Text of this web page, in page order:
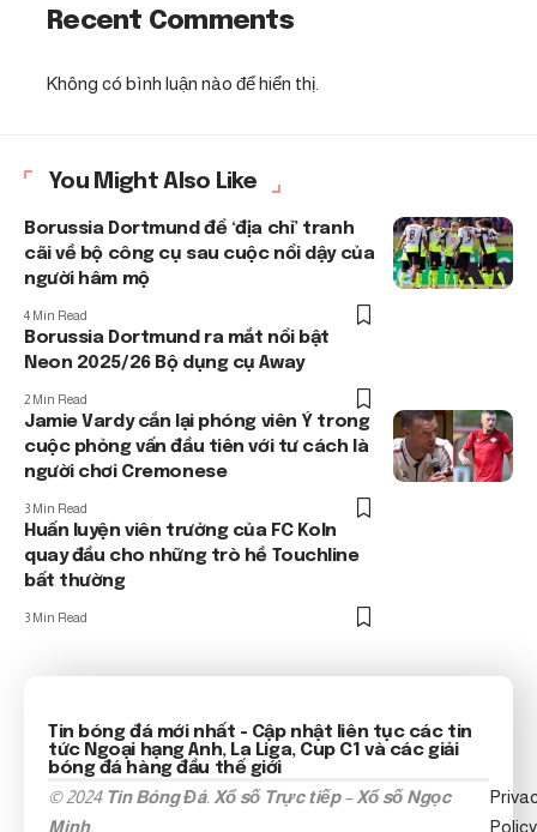
Recent Comments
Không có bình luận nào để hiển thị.
You Might Also Like
Borussia Dortmund để ‘địa chỉ’ tranh
cãi về bộ công cụ sau cuộc nổi dậy của
người hâm mộ
4 Min Read
Borussia Dortmund ra mắt nổi bật
Neon 2025/26 Bộ dụng cụ Away
2 Min Read
Jamie Vardy cắn lại phóng viên Ý trong
cuộc phỏng vấn đầu tiên với tư cách là
người chơi Cremonese
3 Min Read
Huấn luyện viên trưởng của FC Koln
quay đầu cho những trò hề Touchline
bất thường
3 Min Read
Tin bóng đá mới nhất - Cập nhật liên tục các tin
tức Ngoại hạng Anh, La Liga, Cup C1 và các giải
bóng đá hàng đầu thế giới
© 2024 Tin Bóng Đá. Xổ số Trực tiếp–Xổ số Ngọc
Minh.
Policy